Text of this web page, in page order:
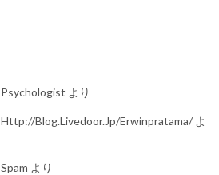
Psychologist より
Http://blog.livedoor.jp/erwinpratama/ よ
Spam より